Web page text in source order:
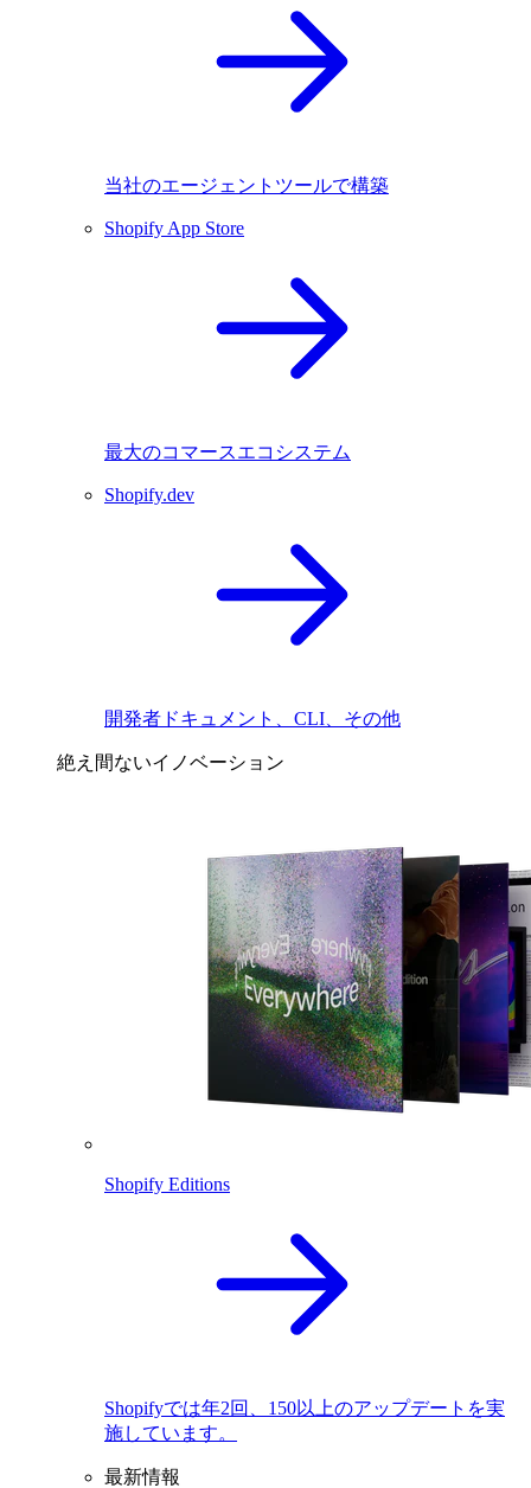
当社のエージェントツールで構築
Shopify App Store
最大のコマースエコシステム
Shopify.dev
開発者ドキュメント、CLI、その他
絶え間ないイノベーション
Shopify Editions
Shopifyでは年2回、150以上のアップデートを実
施しています。
最新情報